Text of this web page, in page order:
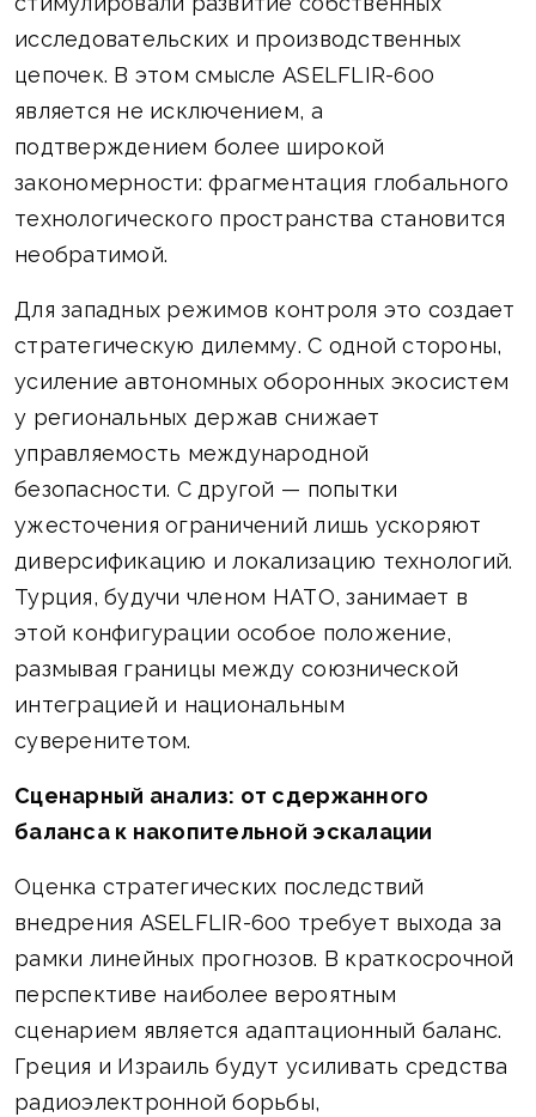
исследовательских и производственных
цепочек. В этом смысле ASELFLIR-600
является не исключением, а
подтверждением более широкой
закономерности: фрагментация глобального
технологического пространства становится
необратимой.
Для западных режимов контроля это создает
стратегическую дилемму. С одной стороны,
усиление автономных оборонных экосистем
у региональных держав снижает
управляемость международной
безопасности. С другой — попытки
ужесточения ограничений лишь ускоряют
диверсификацию и локализацию технологий.
Турция, будучи членом НАТО, занимает в
этой конфигурации особое положение,
размывая границы между союзнической
интеграцией и национальным
суверенитетом.
Сценарный анализ: от сдержанного
баланса к накопительной эскалации
Оценка стратегических последствий
внедрения ASELFLIR-600 требует выхода за
рамки линейных прогнозов. В краткосрочной
перспективе наиболее вероятным
сценарием является адаптационный баланс.
Греция и Израиль будут усиливать средства
радиоэлектронной борьбы,